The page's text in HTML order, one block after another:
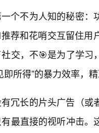
个不为人知的秘密：
荐和花哨交互留住
交，不🎯是为了学
即所得”的暴力效率，
冗长的片头广告（或
最直接的视听冲击